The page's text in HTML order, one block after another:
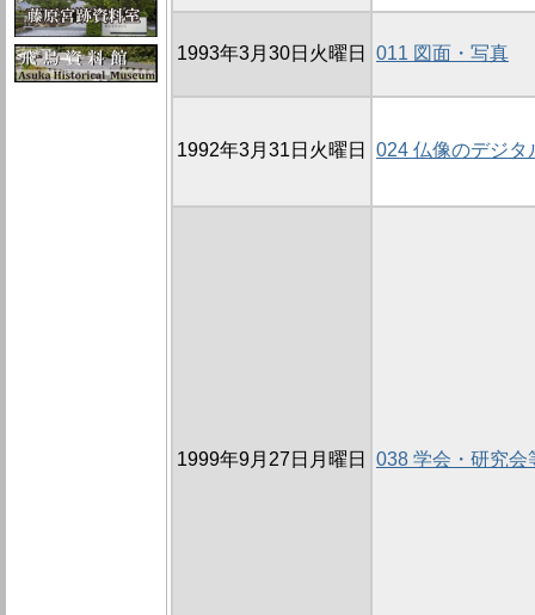
1993年3月30日火曜日 011 図面・写真
1992年3月31日火曜日 024 仏像のデジタ
1999年9月27日月曜日 038 学会・研究会